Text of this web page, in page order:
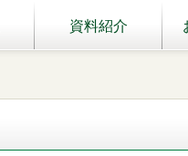
資料紹介